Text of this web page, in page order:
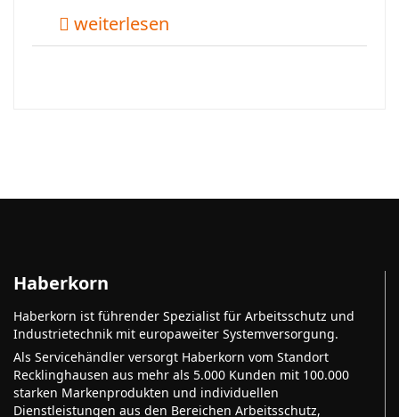
weiterlesen
Haberkorn
Haberkorn ist führender Spezialist für Arbeitsschutz und
Industrietechnik mit europaweiter Systemversorgung.
Als Servicehändler versorgt Haberkorn vom Standort
Recklinghausen aus mehr als 5.000 Kunden mit 100.000
starken Markenprodukten und individuellen
Dienstleistungen aus den Bereichen Arbeitsschutz,